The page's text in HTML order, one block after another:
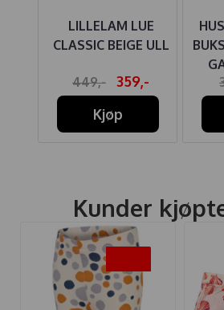
LILLELAM LUE
CLASSIC BEIGE ULL
449,-
359,-
Kjøp
Kunder